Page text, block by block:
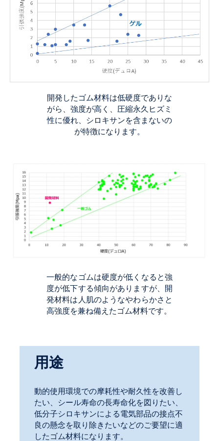
開発したゴム材料は低硬度でありな
がら、強度が高く、圧縮永久ヒズミ
性に優れ、シロキサンを含まないの
が特徴になります。
一般的なゴムは硬度が低くなると強
度が低下する傾向がありますが、開
発材料は人肌のようなやわらかさと
高強度を兼ね備えたゴム材料です。
用途
動的使用環境での摩耗性や耐久性を改善し
たい、シール寿命の長寿命化を図りたい、
低分子シロキサンによる電気部品の接点不
良の懸念を取り除きたいなどのご要望に適
したゴム材料になります。